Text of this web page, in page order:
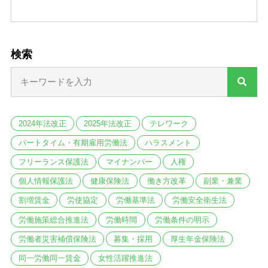
検索
2024年法改正 2025年法改正 テレワーク
パートタイム・有期雇用労働法 ハラスメント
フリーランス保護法 マイナンバー 人権
個人情報保護法 健康保険法 働き方改革 副業・兼業
割増賃金 労使協定 労働基準法 労働安全衛生法
労働施策総合推進法 労働時間 労働条件の明示
労働者災害補償保険法 募集・採用 厚生年金保険法
同一労働同一賃金 女性活躍推進法